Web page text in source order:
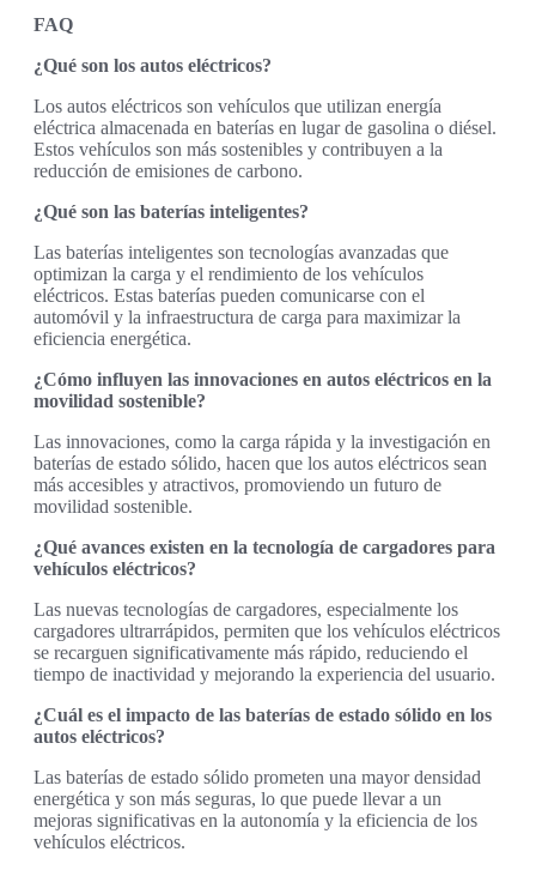
FAQ
¿Qué son los autos eléctricos?
Los autos eléctricos son vehículos que utilizan energía
eléctrica almacenada en baterías en lugar de gasolina o diésel.
Estos vehículos son más sostenibles y contribuyen a la
reducción de emisiones de carbono.
¿Qué son las baterías inteligentes?
Las baterías inteligentes son tecnologías avanzadas que
optimizan la carga y el rendimiento de los vehículos
eléctricos. Estas baterías pueden comunicarse con el
automóvil y la infraestructura de carga para maximizar la
eficiencia energética.
¿Cómo influyen las innovaciones en autos eléctricos en la
movilidad sostenible?
Las innovaciones, como la carga rápida y la investigación en
baterías de estado sólido, hacen que los autos eléctricos sean
más accesibles y atractivos, promoviendo un futuro de
movilidad sostenible.
¿Qué avances existen en la tecnología de cargadores para
vehículos eléctricos?
Las nuevas tecnologías de cargadores, especialmente los
cargadores ultrarrápidos, permiten que los vehículos eléctricos
se recarguen significativamente más rápido, reduciendo el
tiempo de inactividad y mejorando la experiencia del usuario.
¿Cuál es el impacto de las baterías de estado sólido en los
autos eléctricos?
Las baterías de estado sólido prometen una mayor densidad
energética y son más seguras, lo que puede llevar a un
mejoras significativas en la autonomía y la eficiencia de los
vehículos eléctricos.